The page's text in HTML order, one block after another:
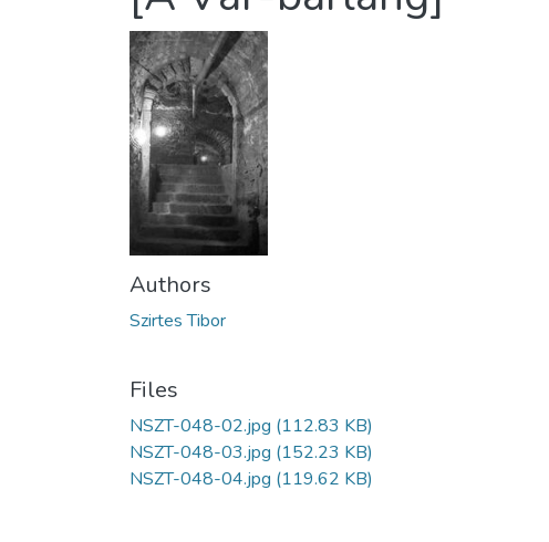
Authors
Szirtes Tibor
Files
NSZT-048-02.jpg (112.83 KB)
NSZT-048-03.jpg (152.23 KB)
NSZT-048-04.jpg (119.62 KB)